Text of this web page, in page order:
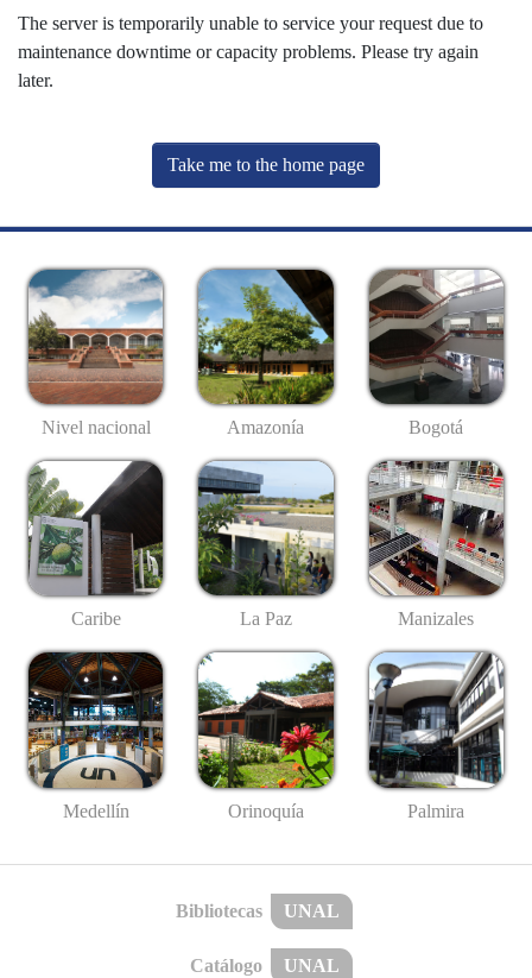
The server is temporarily unable to service your request due to
maintenance downtime or capacity problems. Please try again
later.
Take me to the home page
Nivel nacional Amazonía Bogotá
Caribe La Paz Manizales
Medellín Orinoquía Palmira
Bibliotecas UNAL
Catálogo UNAL